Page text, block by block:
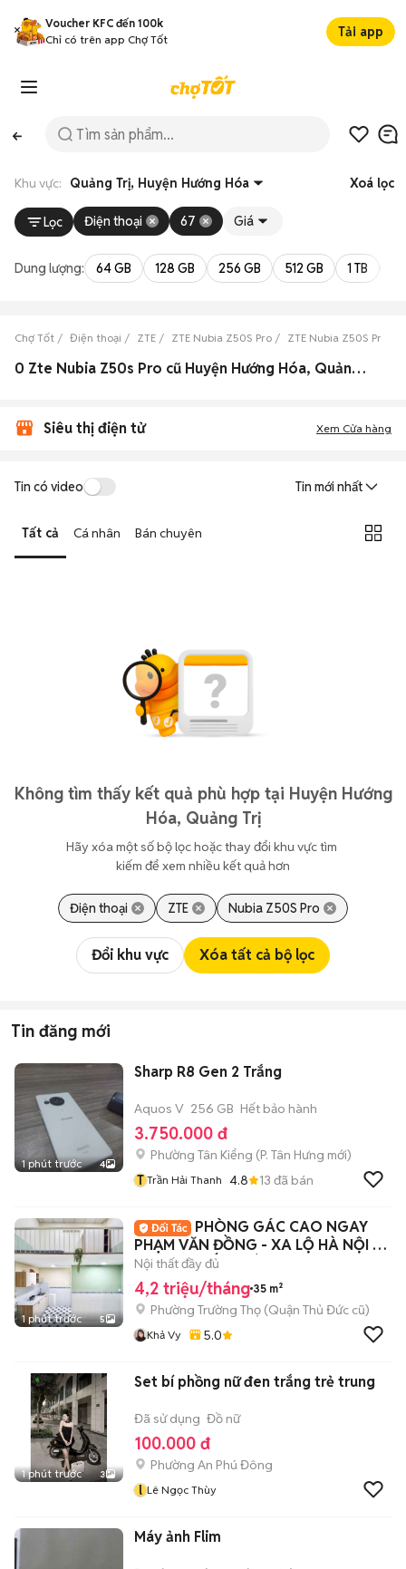
Voucher KFC đến 100k
Chỉ có trên app Chợ Tốt
Tải app
Khu vực: Quảng Trị, Huyện Hướng Hóa Xoá lọc
Lọc Điện thoại 67 Giá
Dung lượng: 64 GB 128 GB 256 GB 512 GB 1 TB
Chợ Tốt Điện thoại ZTE ZTE Nubia Z50S Pro ZTE Nubia Z50S Pro
0 Zte Nubia Z50s Pro cũ Huyện Hướng Hóa, Quảng Trị đẹp
Siêu thị điện tử Xem Cửa hàng
Tin có video Tin mới nhất
Tất cả Cá nhân Bán chuyên
Không tìm thấy kết quả phù hợp tại Huyện Hướng
Hóa, Quảng Trị
Hãy xóa một số bộ lọc hoặc thay đổi khu vực tìm
kiếm để xem nhiều kết quả hơn
Điện thoại ZTE Nubia Z50S Pro
Đổi khu vực Xóa tất cả bộ lọc
Tin đăng mới
1 phút trước 4
Sharp R8 Gen 2 Trắng
Aquos V 256 GB Hết bảo hành
3.750.000 đ
Phường Tân Kiểng (P. Tân Hưng mới)
T Trần Hải Thanh 4.8 13 đã bán
1 phút trước 5
PHÒNG GÁC CAO NGAY
PHẠM VĂN ĐỒNG - XA LỘ HÀ NỘI -
ĐẠI HỌC KIẾN TRÚC
Nội thất đầy đủ
4,2 triệu/tháng 35 m²
Phường Trường Thọ (Quận Thủ Đức cũ)
Khả Vy 5.0
1 phút trước 3
Set bí phồng nữ đen trắng trẻ trung
Đã sử dụng Đồ nữ
100.000 đ
Phường An Phú Đông
l Lê Ngọc Thùy
Máy ảnh Flim